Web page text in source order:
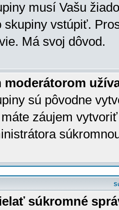
musí Vašu
skupiny vstúpiť.
Má svoj dôvod.
moderátorom
sú pôvodne
záujem
súkromné